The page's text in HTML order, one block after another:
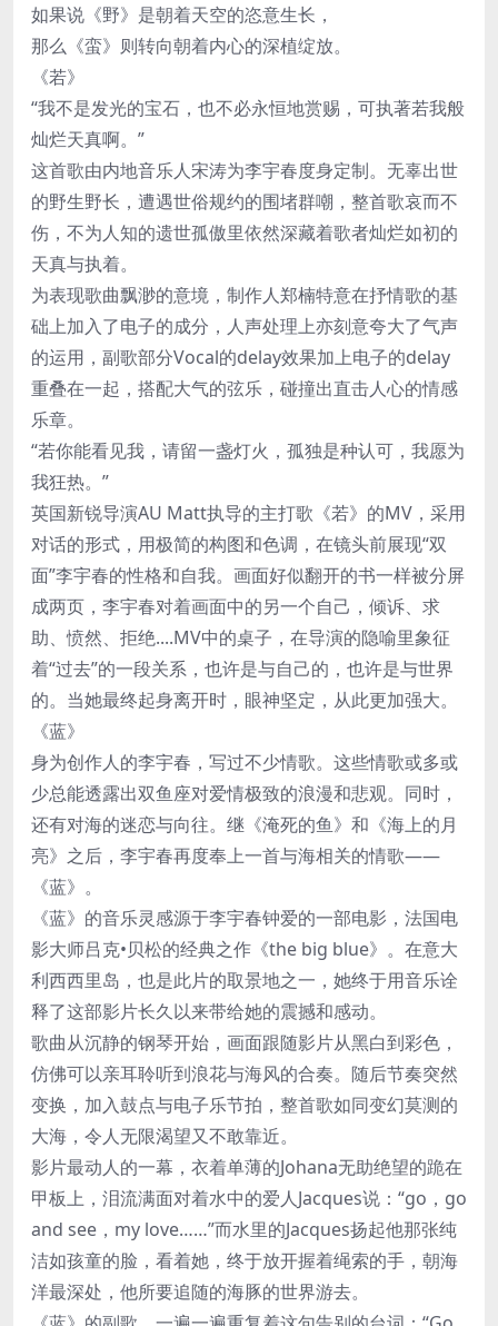
如果说《野》是朝着天空的恣意生长，
那么《蛮》则转向朝着内心的深植绽放。
《若》
“我不是发光的宝石，也不必永恒地赏赐，可执著若我般
灿烂天真啊。”
这首歌由内地音乐人宋涛为李宇春度身定制。无辜出世
的野生野长，遭遇世俗规约的围堵群嘲，整首歌哀而不
伤，不为人知的遗世孤傲里依然深藏着歌者灿烂如初的
天真与执着。
为表现歌曲飘渺的意境，制作人郑楠特意在抒情歌的基
础上加入了电子的成分，人声处理上亦刻意夸大了气声
的运用，副歌部分Vocal的delay效果加上电子的delay
重叠在一起，搭配大气的弦乐，碰撞出直击人心的情感
乐章。
“若你能看见我，请留一盏灯火，孤独是种认可，我愿为
我狂热。”
英国新锐导演AU Matt执导的主打歌《若》的MV，采用
对话的形式，用极简的构图和色调，在镜头前展现“双
面”李宇春的性格和自我。画面好似翻开的书一样被分屏
成两页，李宇春对着画面中的另一个自己，倾诉、求
助、愤然、拒绝....MV中的桌子，在导演的隐喻里象征
着“过去”的一段关系，也许是与自己的，也许是与世界
的。当她最终起身离开时，眼神坚定，从此更加强大。
《蓝》
身为创作人的李宇春，写过不少情歌。这些情歌或多或
少总能透露出双鱼座对爱情极致的浪漫和悲观。同时，
还有对海的迷恋与向往。继《淹死的鱼》和《海上的月
亮》之后，李宇春再度奉上一首与海相关的情歌——
《蓝》。
《蓝》的音乐灵感源于李宇春钟爱的一部电影，法国电
影大师吕克•贝松的经典之作《the big blue》。在意大
利西西里岛，也是此片的取景地之一，她终于用音乐诠
释了这部影片长久以来带给她的震撼和感动。
歌曲从沉静的钢琴开始，画面跟随影片从黑白到彩色，
仿佛可以亲耳聆听到浪花与海风的合奏。随后节奏突然
变换，加入鼓点与电子乐节拍，整首歌如同变幻莫测的
大海，令人无限渴望又不敢靠近。
影片最动人的一幕，衣着单薄的Johana无助绝望的跪在
甲板上，泪流满面对着水中的爱人Jacques说：“go，go
and see，my love……”而水里的Jacques扬起他那张纯
洁如孩童的脸，看着她，终于放开握着绳索的手，朝海
洋最深处，他所要追随的海豚的世界游去。